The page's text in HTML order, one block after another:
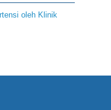
oleh Klinik